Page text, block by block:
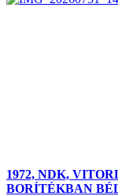
1972, NDK,
BORÍTÉKBAN